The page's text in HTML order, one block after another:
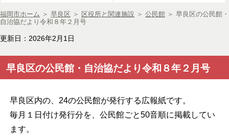
福岡市ホーム ＞ 早良区 ＞ 区役所と関連施設 ＞ 公民館 ＞ 早良区の公民館・
自治協だより令和８年２月号
更新日：2026年2月1日
早良区の公民館・自治協だより令和８年２月号
早良区内の、24の公民館が発行する広報紙です。
毎月１日付け発行分を、公民館ごと50音順に掲載してい
ます。